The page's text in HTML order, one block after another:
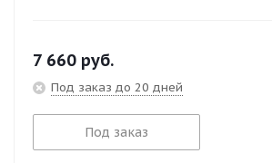
7 660 руб.
Под заказ до 20 дней
Под заказ